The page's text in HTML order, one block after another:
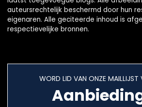
auteursrechtelijk beschermd door hun
eigenaren. Alle geciteerde inhoud is
respectievelijke bronnen.
WORD LID VAN ONZE MAILLIJST